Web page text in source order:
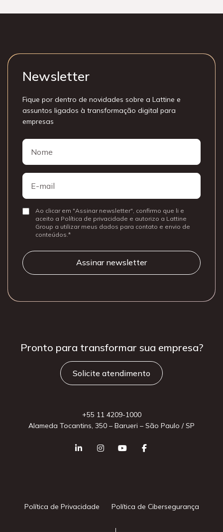
Newsletter
Fique por dentro de novidades sobre a Lattine e
assuntos ligados à transformação digital para
empresas
Nome
E-
mail
ConsentirAo clicar em "Assinar newsletter", confirmo que li e
aceito a Política de privacidade e autorizo a Lattine
Group a utilizar meus dados para contato e envio de
conteúdos.
Pronto para transformar sua empresa?
Solicite atendimento
+55 11 4209-1000
Alameda Tocantins, 350 – Barueri – São Paulo / SP
Política de Privacidade Política de Cibersegurança